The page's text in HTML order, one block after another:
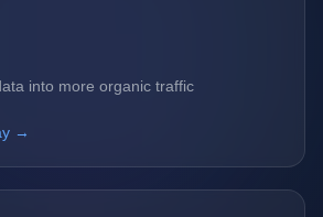
into more organic traffic
→